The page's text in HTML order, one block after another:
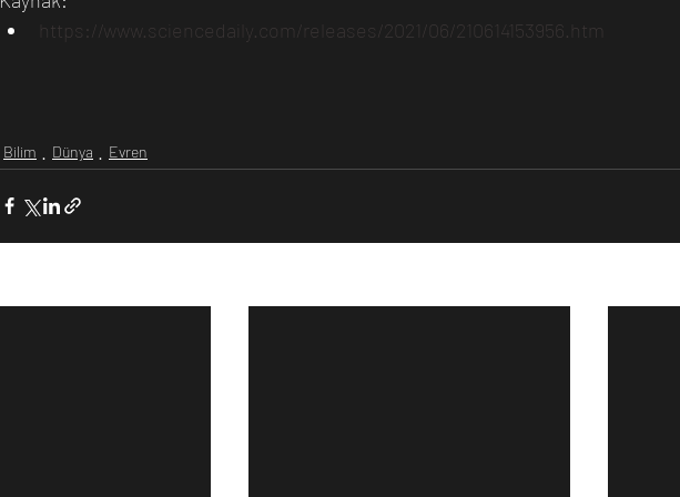
https://www.sciencedaily.com/releases/2021/06/210614153956.htm
Bilim Dünya Evren